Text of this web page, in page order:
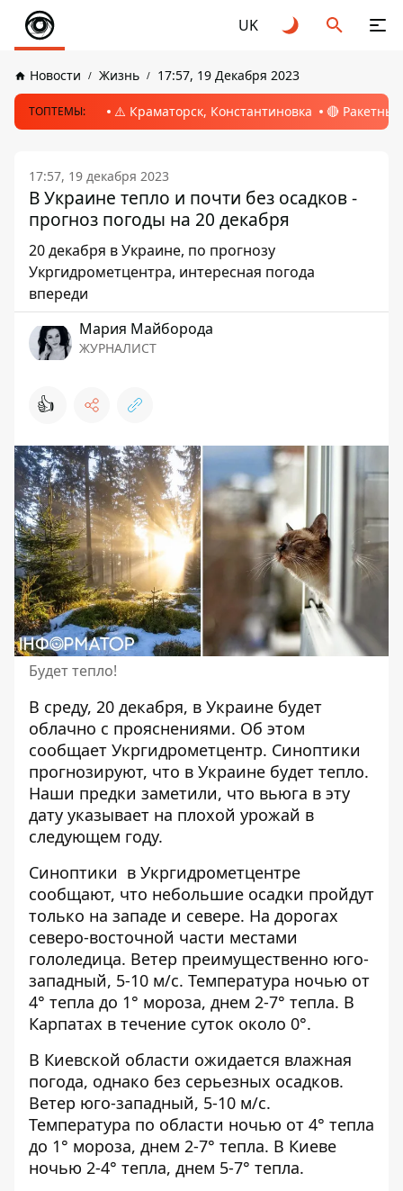
UK
Новости Жизнь 17:57, 19 Декабря 2023
ТОПТЕМЫ: ⚠️ Краматорск, Константиновка 🔴
17:57, 19 декабря 2023
В Украине тепло и почти без осадков -
прогноз погоды на 20 декабря
20 декабря в Украине, по прогнозу
Укргидрометцентра, интересная погода
впереди
Мария Майборода
ЖУРНАЛИСТ
👍
Будет тепло!
В среду, 20 декабря, в Украине будет
облачно с прояснениями. Об этом
сообщает Укргидрометцентр. Синоптики
прогнозируют, что в Украине будет тепло.
Наши предки заметили, что вьюга в эту
дату указывает на плохой урожай в
следующем году.
Синоптики в Укргидрометцентре
сообщают, что небольшие осадки пройдут
только на западе и севере. На дорогах
северо-восточной части местами
гололедица. Ветер преимущественно юго-
западный, 5-10 м/с. Температура ночью от
4° тепла до 1° мороза, днем ​​2-7° тепла. В
Карпатах в течение суток около 0°.
В Киевской области ожидается влажная
погода, однако без серьезных осадков.
Ветер юго-западный, 5-10 м/с.
Температура по области ночью от 4° тепла
до 1° мороза, днем ​​2-7° тепла. В Киеве
ночью 2-4° тепла, днем ​​5-7° тепла.